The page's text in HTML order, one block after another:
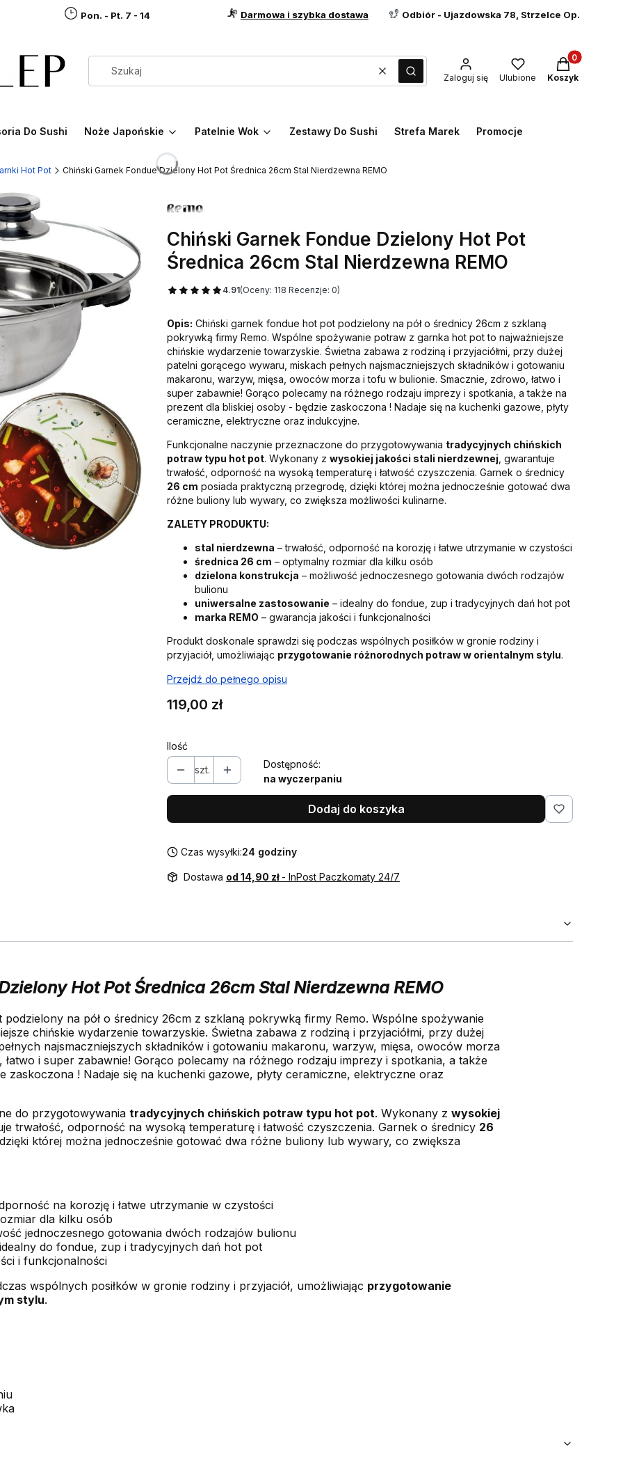
Pon. - Pt. 7 - 14 Darmowa i szybka dostawa Odbiór - Ujazdowska 78, Strzelce Op.
WyczyśćSzukaj Zaloguj się Ulubione
Produkty w
Koszyk
Do Sushi Noże Japońskie Patelnie Wok Zestawy Do Sushi Strefa Marek Promocje
Hot Pot Chiński Garnek Fondue Dzielony Hot Pot Średnica 26cm Stal Nierdzewna REMO
Chiński Garnek Fondue Dzielony Hot Pot
Średnica 26cm Stal Nierdzewna REMO
4.91(Oceny: 118 Recenzje: 0)
Opis: Chiński garnek fondue hot pot podzielony na pół o średnicy 26cm z szklaną
pokrywką firmy Remo. Wspólne spożywanie potraw z garnka hot pot to najważniejsze
chińskie wydarzenie towarzyskie. Świetna zabawa z rodziną i przyjaciółmi, przy dużej
patelni gorącego wywaru, miskach pełnych najsmaczniejszych składników i gotowaniu
makaronu, warzyw, mięsa, owoców morza i tofu w bulionie. Smacznie, zdrowo, łatwo i
super zabawnie! Gorąco polecamy na różnego rodzaju imprezy i spotkania, a także na
prezent dla bliskiej osoby - będzie zaskoczona ! Nadaje się na kuchenki gazowe, płyty
ceramiczne, elektryczne oraz indukcyjne.
Funkcjonalne naczynie przeznaczone do przygotowywania tradycyjnych chińskich
potraw typu hot pot. Wykonany z wysokiej jakości stali nierdzewnej , gwarantuje
trwałość, odporność na wysoką temperaturę i łatwość czyszczenia. Garnek o średnicy
26 cm posiada praktyczną przegrodę, dzięki której można jednocześnie gotować dwa
różne buliony lub wywary, co zwiększa możliwości kulinarne.
ZALETY PRODUKTU:
stal nierdzewna – trwałość, odporność na korozję i łatwe utrzymanie w czystości
średnica 26 cm – optymalny rozmiar dla kilku osób
dzielona konstrukcja – możliwość jednoczesnego gotowania dwóch rodzajów
bulionu
uniwersalne zastosowanie – idealny do fondue, zup i tradycyjnych dań hot pot
marka REMO – gwarancja jakości i funkcjonalności
Produkt doskonale sprawdzi się podczas wspólnych posiłków w gronie rodziny i
przyjaciół, umożliwiając przygotowanie różnorodnych potraw w orientalnym stylu.
Przejdź do pełnego opisu
Cena
119,00 zł
Ilość
szt.
Dostępność:
na wyczerpaniu
Dodaj do koszyka
Czas wysyłki:24 godziny
Dostawa od 14,90 zł - InPost Paczkomaty 24/7
Hot Pot Średnica 26cm Stal Nierdzewna REMO
na pół o średnicy 26cm z szklaną pokrywką firmy Remo. Wspólne spożywanie
chińskie wydarzenie towarzyskie. Świetna zabawa z rodziną i przyjaciółmi, przy dużej
najsmaczniejszych składników i gotowaniu makaronu, warzyw, mięsa, owoców morza
i super zabawnie! Gorąco polecamy na różnego rodzaju imprezy i spotkania, a także
zaskoczona ! Nadaje się na kuchenki gazowe, płyty ceramiczne, elektryczne oraz
do przygotowywania tradycyjnych chińskich potraw typu hot pot. Wykonany z wysokiej
trwałość, odporność na wysoką temperaturę i łatwość czyszczenia. Garnek o średnicy 26
której można jednocześnie gotować dwa różne buliony lub wywary, co zwiększa
na korozję i łatwe utrzymanie w czystości
dla kilku osób
jednoczesnego gotowania dwóch rodzajów bulionu
do fondue, zup i tradycyjnych dań hot pot
i funkcjonalności
wspólnych posiłków w gronie rodziny i przyjaciół, umożliwiając przygotowanie
stylu.